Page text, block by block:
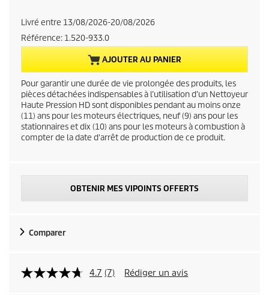
r
o
d
u
c
t
i
c
Livré entre 13/08/2026-20/08/2026
Référence: 1.520-933.0
AJOUTER AU PANIER
Pour garantir une durée de vie prolongée des produits, les
pièces détachées indispensables à l’utilisation d’un Nettoyeur
Haute Pression HD sont disponibles pendant au moins onze
(11) ans pour les moteurs électriques, neuf (9) ans pour les
stationnaires et dix (10) ans pour les moteurs à combustion à
compter de la date d'arrêt de production de ce produit.
OBTENIR MES VIPOINTS OFFERTS
Comparer
4.7 (7) Rédiger un avis